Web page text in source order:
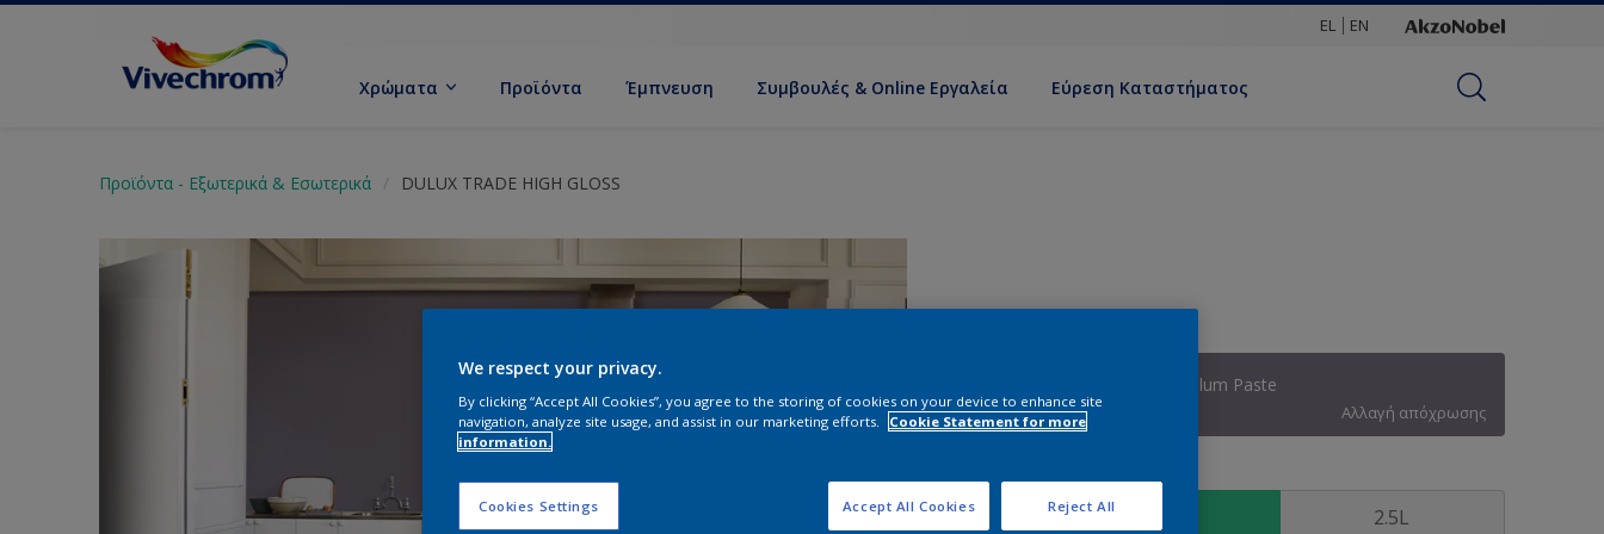
EL EN
Χρώματα Προϊόντα Έμπνευση Συμβουλές & Online Εργαλεία Εύρεση Καταστήματος
Προϊόντα - Εξωτερικά & Εσωτερικά DULUX TRADE HIGH GLOSS
42RB 21/094 Plum Paste
Αλλαγή απόχρωσης
Συσκευασία
2.5L
We respect your privacy.
By clicking “Accept All Cookies”, you agree to the storing of cookies on your device to enhance site
navigation, analyze site usage, and assist in our marketing efforts.
Cookie Statement for more
information.
Cookies Settings Reject All
Accept All Cookies